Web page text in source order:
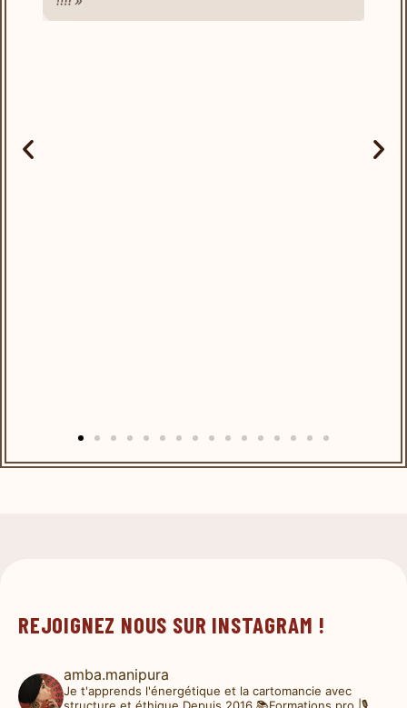
REJOIGNEZ NOUS SUR INSTAGRAM !
amba.manipura
Je t'apprends l'énergétique et la cartomancie avec